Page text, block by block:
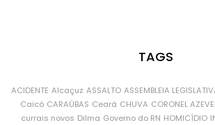
TAGS
ACIDENTE Alcaçuz ASSALTO ASSEMBLEIA
Caicó CARAÚBAS Ceará CHUVA CORONEL
currais novos Dilma Governo do RN HOMICÍDIO